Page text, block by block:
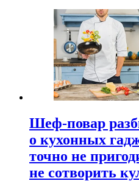
Шеф-повар
о кухонных
точно не
не сотворить